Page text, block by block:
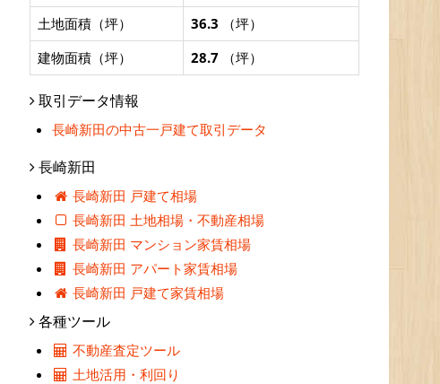
土地面積（坪）
36.3 （坪）
建物面積（坪）
28.7 （坪）
取引データ情報
長崎新田の中古一戸建て取引データ
長崎新田
長崎新田 戸建て相場
長崎新田 土地相場・不動産相場
長崎新田 マンション家賃相場
長崎新田 アパート家賃相場
長崎新田 戸建て家賃相場
各種ツール
不動産査定ツール
土地活用・利回り